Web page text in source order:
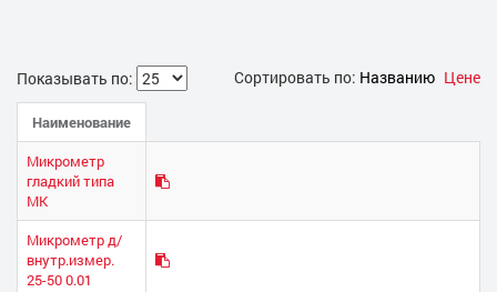
Показывать по: Сортировать по: Названию Цене
Наименование
Микрометр
гладкий типа
МК
Микрометр д/
внутр.измер.
25-50 0.01